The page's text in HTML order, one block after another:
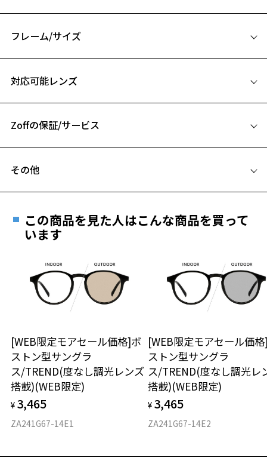
お気に入りリストはこちら
オーバル型特有の自然になじむフォルムが魅力です。
丸みとスタイリッシュさのバランスにこだわることで、エレガントだ
けどクールな印象に。
サングラスデビューにもおすすめな、ファッションアイテムとして活
サングラスをしまってもかわいい、持ち運びに便利なメガネケース。
因となります。炎天下の車内や砂浜等に放置しない様ご注意くださ
い。
■傷をつけるような金属と一緒にしまわないようご注意ください。
品名：サングラス
レンズの材質：プラスチック(コーティング)
レンズカラー：Z-AMBER_BR85F / ブラウン系
レンズ枠の材質：プラスチック
紫外線透過率：0.1%以下
UV100%CUT ※ISO12312-1基準
株式会社インターメスティック
ゾフ・カスタマーサポート
TEL：0120-013-883
フレーム/サイズ
B ブリッジ(鼻部分)の横幅：19mm
仕上がり寸法
D 仕上がりの横幅：約141mm
E 仕上がりの縦幅：約40mm
対応可能レンズ
フレームとレンズの合計料金を知りたい方へ
Zoffの保証/サービス
安心1 フレーム１年間品質保証
日または発送日より１年間修理又は交換させて頂
きます。
※保証期間内に交換が行われた場合、保証期間は初期の期間から
延長されません。
安心2 視力測定無料
視力の変化を早めに発見するために、定期的な視
力測定をおすすめいたします。
安心3 かかり具合調整無料
その他
ご希望のお客さまは、「レンズ交換券」をお選びのうえ、
最寄りのZoff実店舗にてレンズをお買い求めください。
※サングラスやパッケージ品では「レンズ交換券」はお選び
談ください。
オンラインストアでフレームのみ購入して、
実店舗で度付きにできます
ご購入時に「レンズ交換券」をお選びいただくと、実店舗で
度数を測定のうえ、度付きレンズ（標準セットレンズ）へ無
料交換いただけます。
詳しくはこちら
この商品を見た人はこんな商品を買って
います
[WEB限定モアセール価格]ボ
ストン型サングラ
ス/TREND(度なし調光レンズ
搭載)(WEB限定)
¥ 3,465
ZA241G67-14E1
[WEB限定モアセール価
ストン型サングラ
ス/TREND(度なし調光レ
搭載)(WEB限定)
¥ 3,465
ZA241G67-14E2